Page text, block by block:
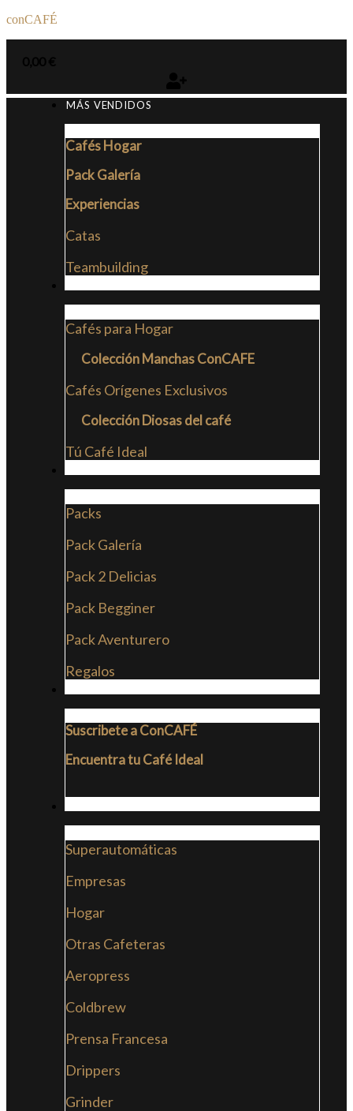
conCAFÉ
MÁS VENDIDOS
Cafés Hogar
Pack Galería
Experiencias
Catas
Teambuilding
Cafés para Hogar
Colección Manchas ConCAFE
Cafés Orígenes Exclusivos
Colección Diosas del café
Tú Café Ideal
Packs
Pack Galería
Pack 2 Delicias
Pack Begginer
Pack Aventurero
Regalos
Suscribete a ConCAFÉ
Encuentra tu Café Ideal
Superautomáticas
Empresas
Hogar
Otras Cafeteras
Aeropress
Coldbrew
Prensa Francesa
Drippers
Grinder